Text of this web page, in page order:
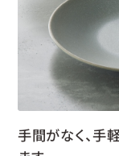
手間がなく、手